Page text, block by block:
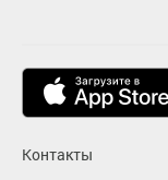
Контакты